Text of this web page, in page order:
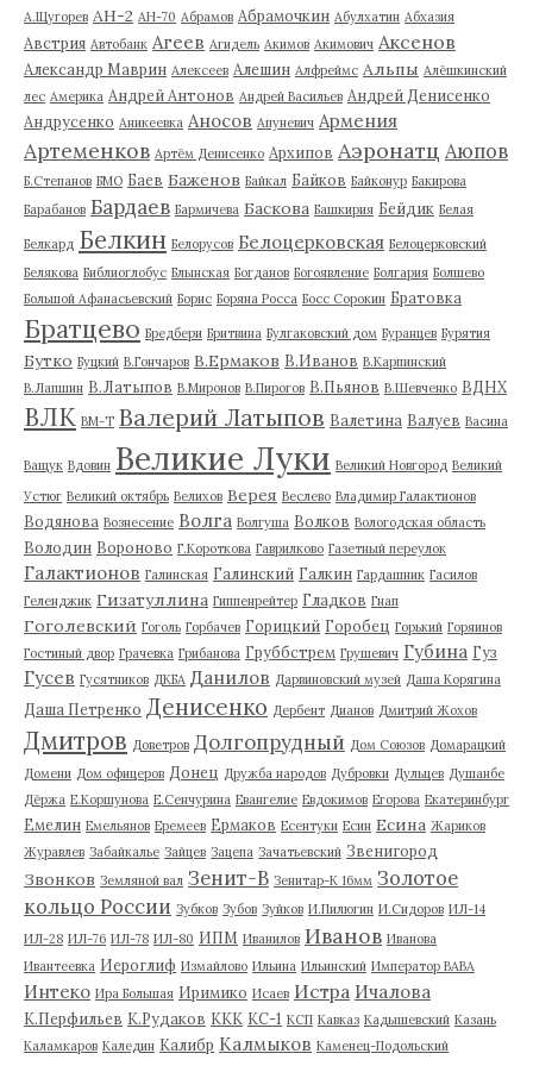
А.Щугорев АН-2 АН-70 Абрамов Абрамочкин Абулхатин Абхазия
Австрия Автобанк Агеев Агидель Акимов Акимович Аксенов
Александр Маврин Алексеев Алешин Алфреймс Альпы Алёшкинский
лес Америка Андрей Антонов Андрей Васильев Андрей Денисенко
Андрусенко Аникеевка Аносов Апуневич Армения
Артеменков Артём Денисенко Архипов Аэронатц Аюпов
Б.Степанов БМО Баев Баженов Байкал Байков Байконур Бакирова
Барабанов Бардаев Бармичева Баскова Башкирия Бейдик Белая
Белкард Белкин Белорусов Белоцерковская Белоцерковский
Белякова Библиоглобус Блынская Богданов Богоявление Болгария Болшево
Большой Афанасьевский Борис Боряна Росса Босс Сорокин Братовка
Братцево Бредбери Бритвина Булгаковский дом Буранцев Бурятия
Бутко Буцкий В.Гончаров В.Ермаков В.Иванов В.Карпинский
В.Лапшин В.Латыпов В.Миронов В.Пирогов В.Пьянов В.Шевченко ВДНХ
ВЛК ВМ-Т Валерий Латыпов Валетина Валуев Васина
Ващук Вдовин Великие Луки Великий Новгород Великий
Устюг Великий октябрь Велихов Верея Веслево Владимир Галактионов
Водянова Вознесение Волга Волгуша Волков Вологодская область
Володин Вороново Г.Короткова Гаврилково Газетный переулок
Галактионов Галинская Галинский Галкин Гардашник Гасилов
Геленджик Гизатуллина Гиппенрейтер Гладков Гнап
Гоголевский Гоголь Горбачев Горицкий Горобец Горький Горяинов
Гостиный двор Грачевка Грибанова Груббстрем Грушевич Губина Гуз
Гусев Гусятников ДКБА Данилов Дарвиновский музей Даша Корягина
Даша Петренко Денисенко Дербент Дианов Дмитрий Жохов
Дмитров Доветров Долгопрудный Дом Союзов Домарацкий
Домени Дом офицеров Донец Дружба народов Дубровки Дульцев Душанбе
Дёржа Е.Коршунова Е.Сенчурина Евангелие Евдокимов Егорова Екатеринбург
Емелин Емельянов Еремеев Ермаков Есентуки Есин Есина Жариков
Журавлев Забайкалье Зайцев Зацепа Зачатьевский Звенигород
Звонков Земляной вал Зенит-В Зенитар-К 16мм Золотое
кольцо России Зубков Зубов Зуйков И.Пилюгин И.Сидоров ИЛ-14
ИЛ-28 ИЛ-76 ИЛ-78 ИЛ-80 ИПМ Иванилов Иванов Иванова
Ивантеевка Иероглиф Измайлово Ильина Ильинский Император ВАВА
Интеко Ира Большая Иримико Исаев Истра Ичалова
К.Перфильев К.Рудаков ККК КС-1 КСП Кавказ Кадышевский Казань
Каламкаров Каледин Калибр Калмыков Каменец-Подольский